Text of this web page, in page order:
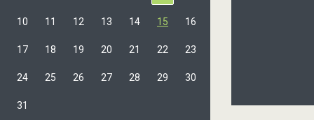
10 11 12 13 14 15 16
17 18 19 20 21 22 23
24 25 26 27 28 29 30
31